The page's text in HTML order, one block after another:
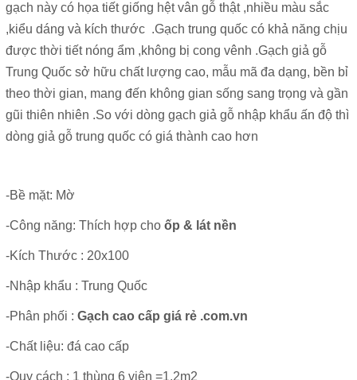
gạch này có họa tiết giống hệt vân gỗ thật ,nhiều màu sắc
,kiểu dáng và kích thước .Gạch trung quốc có khả năng chịu
được thời tiết nóng ẩm ,không bị cong vênh .Gạch giả gỗ
Trung Quốc sở hữu chất lượng cao, mẫu mã đa dạng, bền bỉ
theo thời gian, mang đến không gian sống sang trọng và gần
gũi thiên nhiên .So với dòng gạch giả gỗ nhập khẩu ấn độ thì
dòng giả gỗ trung quốc có giá thành cao hơn
-Bề mặt: Mờ
-Công năng: Thích hợp cho ốp & lát nền
-Kích Thước : 20x100
-Nhập khẩu : Trung Quốc
-Phân phối : Gạch cao cấp giá rẻ .com.vn
-Chất liệu: đá cao cấp
-Quy cách : 1 thùng 6 viên =1,2m2